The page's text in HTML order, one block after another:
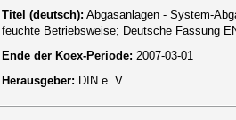
Titel (deutsch): Abgasanlagen - System-
feuchte Betriebsweise; Deutsche Fassung
Ende der Koex-Periode: 2007-03-01
Herausgeber: DIN e. V.